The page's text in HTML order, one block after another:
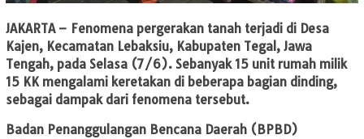
JAKARTA– Fenomena pergerakan tanah terjadi di Desa
Kajen, Kecamatan Lebaksiu, Kabupaten Tegal, Jawa
Tengah, pada Selasa (7/6). Sebanyak 15 unit rumah milik
15 KK mengalami keretakan di beberapa bagian dinding,
sebagai dampak dari fenomena tersebut.
Badan Penanggulangan Bencana Daerah (BPBD)